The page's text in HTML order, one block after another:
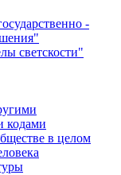
-
светскости"
кодами
в целом